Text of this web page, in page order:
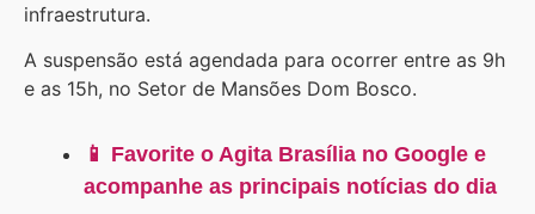
infraestrutura.
A suspensão está agendada para ocorrer entre as 9h
e as 15h, no Setor de Mansões Dom Bosco.
📱 Favorite o Agita Brasília no Google e
acompanhe as principais notícias do dia